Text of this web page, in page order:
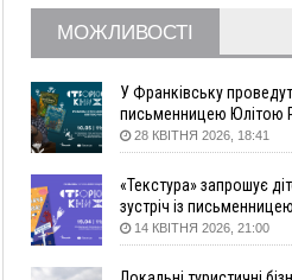
16:20
У Франківську дружина
створила організацію «КОД
15:57
У Коломиї на одній з
комплекс автоматичної
Прикарпаття
15:00
На Закарпатті викрили
незаконного виключення
МОЖЛИВОСТІ
У Франківську
письменницею Юлітою
говоритимуть про
28 КВІТНЯ 2026, 18:41
«Текстура» запрошує
зустріч із
Анною Повх
14 КВІТНЯ 2026, 21:00